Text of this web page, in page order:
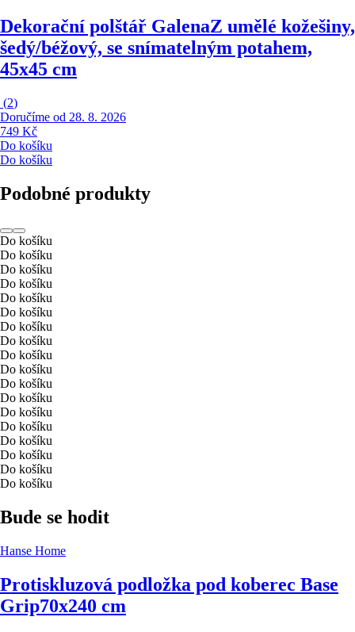
Dekorační polštář GalenaZ umělé kožešiny,
šedý/béžový, se snímatelným potahem,
45x45 cm
(2)
Doručíme od 28. 8. 2026
749 Kč
Do košíku
Do košíku
Podobné produkty
Do košíku
Do košíku
Do košíku
Do košíku
Do košíku
Do košíku
Do košíku
Do košíku
Do košíku
Do košíku
Do košíku
Do košíku
Do košíku
Do košíku
Do košíku
Do košíku
Do košíku
Do košíku
Bude se hodit
Hanse Home
Protiskluzová podložka pod koberec Base
Grip70x240 cm